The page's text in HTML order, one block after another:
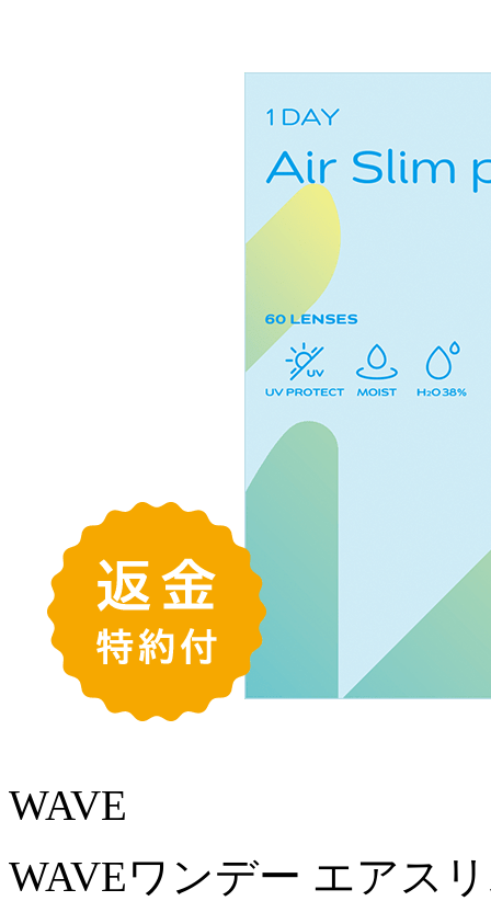
WAVE
WAVEワンデー エアス